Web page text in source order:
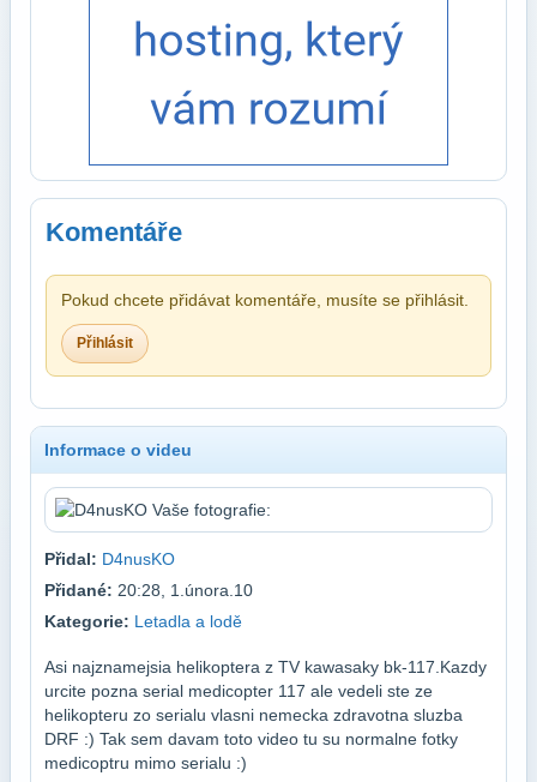
Komentáře
Pokud chcete přidávat komentáře, musíte se přihlásit.
Přihlásit
Informace o videu
Přidal: D4nusKO
Přidané: 20:28, 1.února.10
Kategorie: Letadla a lodě
Asi najznamejsia helikoptera z TV kawasaky bk-117.Kazdy
urcite pozna serial medicopter 117 ale vedeli ste ze
helikopteru zo serialu vlasni nemecka zdravotna sluzba
DRF :) Tak sem davam toto video tu su normalne fotky
medicoptru mimo serialu :)